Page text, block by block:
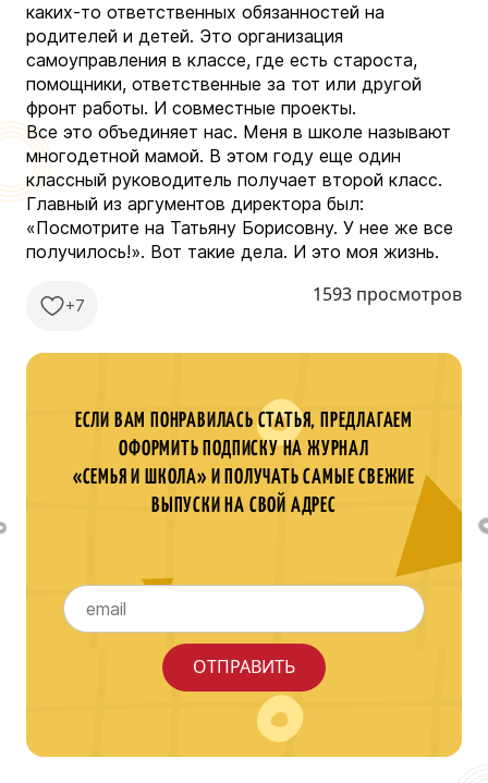
каких-то ответственных обязанностей на
родителей и детей. Это организация
самоуправления в классе, где есть староста,
помощники, ответственные за тот или другой
фронт работы. И совместные проекты.
Все это объединяет нас. Меня в школе называют
многодетной мамой. В этом году еще один
классный руководитель получает второй класс.
Главный из аргументов директора был:
«Посмотрите на Татьяну Борисовну. У нее же все
получилось!». Вот такие дела. И это моя жизнь.
+7 1593 просмотров
ЕСЛИ ВАМ ПОНРАВИЛАСЬ СТАТЬЯ, ПРЕДЛАГАЕМ
ОФОРМИТЬ ПОДПИСКУ НА ЖУРНАЛ
«СЕМЬЯ И ШКОЛА» И ПОЛУЧАТЬ САМЫЕ СВЕЖИЕ
ВЫПУСКИ НА СВОЙ АДРЕС